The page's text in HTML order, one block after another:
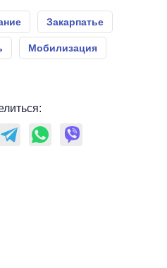
Закарпатье
Мобилизация